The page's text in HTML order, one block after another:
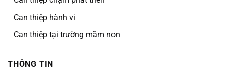
Can thiệp hành vi
Can thiệp tại trường mầm non
THÔNG TIN